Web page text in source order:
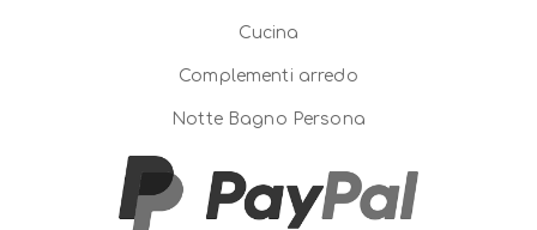
Cucina
Complementi arredo
Notte Bagno Persona